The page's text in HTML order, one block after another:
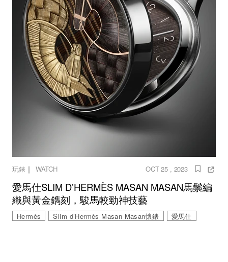
玩錶 ｜ WATCH OCT 25 , 2023
愛馬仕SLIM D’HERMÈS MASAN MASAN馬鬃編
織與黃金鐫刻，駿馬較勁神技藝
Hermès Slim d’Hermès Masan Masan懷錶 愛馬仕